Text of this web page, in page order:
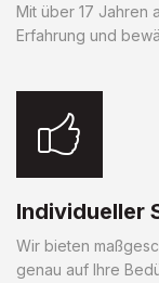
Mit über 17 Jahren
Erfahrung und
Individueller
Wir bieten
genau auf Ihre